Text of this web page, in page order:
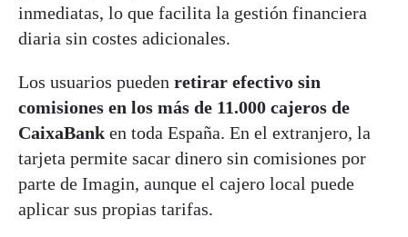
inmediatas, lo que facilita la gestión financiera
diaria sin costes adicionales.
Los usuarios pueden retirar efectivo sin
comisiones en los más de 11.000 cajeros de
CaixaBank en toda España. En el extranjero, la
tarjeta permite sacar dinero sin comisiones por
parte de Imagin, aunque el cajero local puede
aplicar sus propias tarifas.